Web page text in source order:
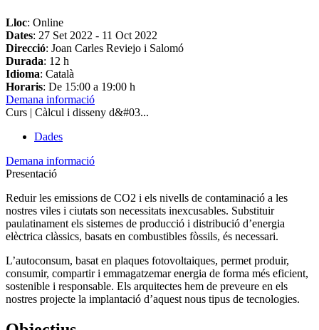
Lloc: Online
Dates: 27 Set 2022 - 11 Oct 2022
Direcció: Joan Carles Reviejo i Salomó
Durada: 12 h
Idioma: Català
Horaris: De 15:00 a 19:00 h
Demana informació
Curs | Càlcul i disseny d&#03...
Dades
Demana informació
Presentació
Reduir les emissions de CO2 i els nivells de contaminació a les
nostres viles i ciutats son necessitats inexcusables. Substituir
paulatinament els sistemes de producció i distribució d’energia
elèctrica clàssics, basats en combustibles fòssils, és necessari.
L’autoconsum, basat en plaques fotovoltaiques, permet produir,
consumir, compartir i emmagatzemar energia de forma més eficient,
sostenible i responsable. Els arquitectes hem de preveure en els
nostres projecte la implantació d’aquest nous tipus de tecnologies.